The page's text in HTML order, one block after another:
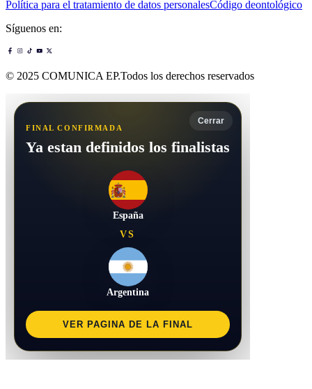
Política para el tratamiento de datos personalesCódigo deontológico
Síguenos en:
© 2025 COMUNICA EP.Todos los derechos reservados
Cerrar
FINAL CONFIRMADA
Ya estan definidos los finalistas
España
VS
Argentina
VER PAGINA DE LA FINAL